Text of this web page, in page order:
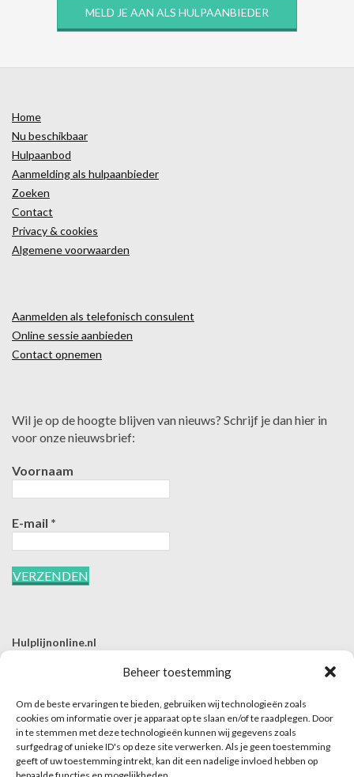
Beheer toestemming
Om de beste ervaringen te bieden, gebruiken wij technologieën zoals
cookies om informatie over je apparaat op te slaan en/of te raadplegen. Door
in te stemmen met deze technologieën kunnen wij gegevens zoals
surfgedrag of unieke ID's op deze site verwerken. Als je geen toestemming
geeft of uw toestemming intrekt, kan dit een nadelige invloed hebben op
MELD JE AAN ALS HULPAANBIEDER
Home
Nu beschikbaar
Hulpaanbod
Aanmelding als hulpaanbieder
Zoeken
Contact
Privacy & cookies
Algemene voorwaarden
Aanmelden als telefonisch consulent
Online sessie aanbieden
Contact opnemen
Wil je op de hoogte blijven van nieuws? Schrijf je dan hier in
voor onze nieuwsbrief:
Voornaam
E-mail *
Hulplijnonline.nl
E | info@hulplijnonline.nl
Contactformulier
Over Hulplijnonline.nl
Het team van Hulplijnonline.nl